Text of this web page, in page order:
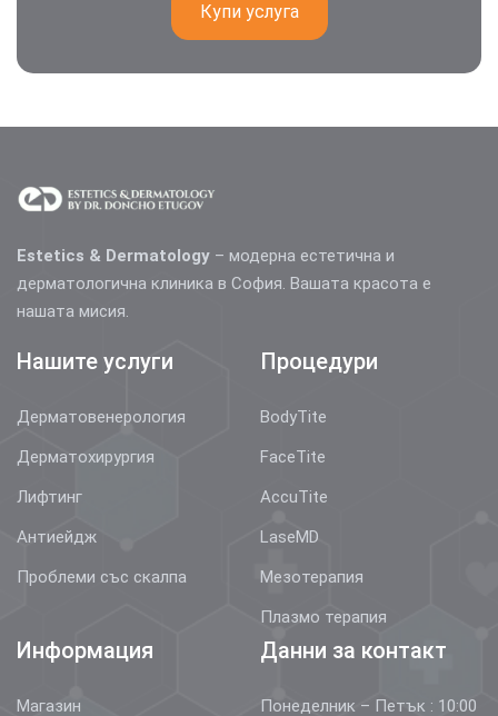
Купи услуга
Estetics & Dermatology – модерна естетична и
дерматологична клиника в София. Вашата красота е
нашата мисия.
Нашите услуги
Дерматовенерология
Дерматохирургия
Лифтинг
Антиейдж
Проблеми със скалпа
Процедури
BodyTite
FaceTite
AccuTite
LaseMD
Мезотерапия
Плазмо терапия
Информация
Магазин
Данни за контакт
Понеделник – Петък : 10:00